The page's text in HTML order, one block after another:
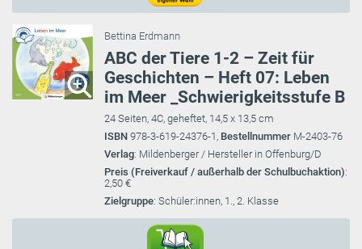
Bettina Erdmann
ABC der Tiere 1-2 – Zeit für
Geschichten – Heft 07: Leben
im Meer _Schwierigkeitsstufe B
24 Seiten, 4C, geheftet, 14,5 x 13,5 cm
ISBN 978-3-619-24376-1, Bestellnummer M-2403-76
Verlag: Mildenberger / Hersteller in Offenburg/D
Preis (Freiverkauf / außerhalb der Schulbuchaktion):
2,50 €
Zielgruppe: Schüler:innen, 1., 2. Klasse